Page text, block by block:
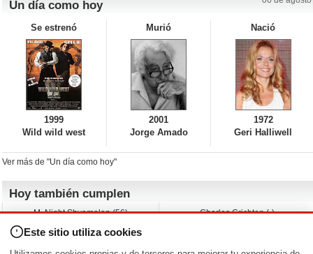
Un día como hoy
Se estrenó
1999
Wild wild west
Murió
2001
Jorge Amado
Nació
1972
Geri Halliwell
Ver más de "Un día como hoy"
Hoy también cumplen
M. Night Shyamalan (56)
Andy Warhol (98)
Melissa George (50)
Charles Crichton (-)
Jeremy Ratchford (61)
Este sitio utiliza cookies